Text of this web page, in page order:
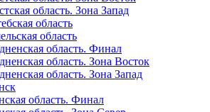
область. Зона Запад
область
область
область. Финал
область. Зона Восток
область. Зона Запад
область. Финал